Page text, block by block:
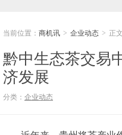
当前位置： 商机讯 > 企业动态 > 正文
黔中生态茶交易
济发展
分类： 企业动态